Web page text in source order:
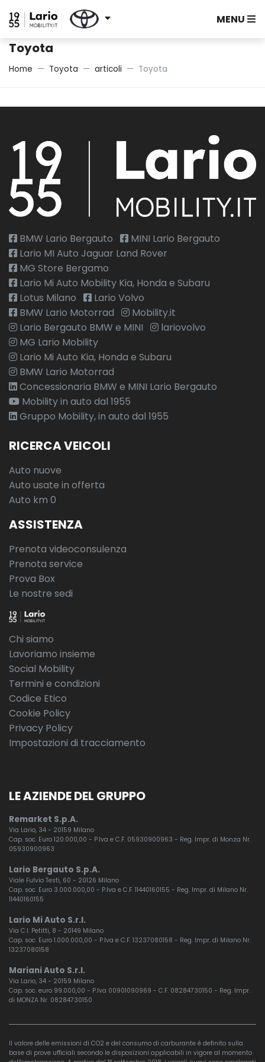
MENU
Toyota
Home Toyota articoli Toyota
BMW Lario Bergauto
MINI Lario Bergauto
Lario MI Auto Jaguar Land Rover
MG Store Bergamo
Lario Mi Auto Mobility Kia, Honda e Subaru
Lotus Milano
Lario Volvo
BMW Lario Motorrad
Mobility.it
Lario Bergauto BMW e MINI
lariovolvo
MG Lario Mobility
Lario Mi Auto Kia, Honda e Subaru
BMW Lario Motorrad
Concessionaria BMW e MINI Lario Bergauto
Mobility in auto dal 1955
Gruppo Mobility, in auto dal 1955
RICERCA VEICOLI
Auto nuove
Auto usate in offerta
Auto km 0
ASSISTENZA
Prenota videoconsulenza
Prenota service
Prova Box
Le nostre sedi
Chi siamo
Lavoriamo insieme
Social Mobility
Termini e condizioni
Codice Etico
Cookie Policy
Privacy Policy
Impostazioni di tracciamento
LE AZIENDE DEL GRUPPO
Remarket S.p.A.
Via Lario, 34 - 20159 Milano
Cap. soc. Euro 120.000,00 - P.Iva e C.F. 05930900963 - Reg. Impr. di Monza Nr.
05930900963
Lario Bergauto S.p.A.
Viale Fulvio Testi, 60 - 20126 Milano
Cap. soc. Euro 3.000.000,00 - P.Iva e C.F. 11440160155 - Reg. Impr. di Milano Nr.
11440160155
Lario Mi Auto S.r.l.
Via C.I. Petitti, 8 - 20149 Milano
Cap. soc. Euro 1.000.000,00 - P.Iva e C.F. 13237080158 - Reg. Impr. di Milano Nr.
13237080158
Mariani Auto S.r.l.
Via Lario, 34 - 20159 Milano
Cap. soc. euro 99.000,00 - P.Iva 00901090969 - C.F. 08284730150 - Reg. Impr.
di MONZA Nr. 08284730150
Il valore delle emissioni di CO2 e del consumo di carburante è definito sulla
base di prove ufficiali secondo le disposizioni applicabili in vigore al momento